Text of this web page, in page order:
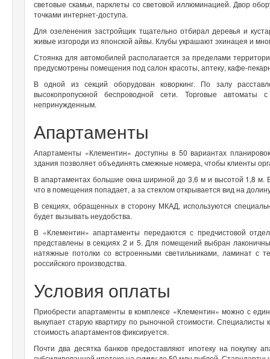
световые скамьи, парклеты со световой иллюминацией. Двор
точками интернет-доступа.
Для озеленения застройщик тщательно отбирал деревья и
живые изгороди из японской айвы. Клубы украшают эхинацея и
Стоянка для автомобилей располагается за пределами
предусмотрены помещения под салон красоты, аптеку, кафе-
В одной из секций оборудован коворкинг. По залу
высокопропускной беспроводной сети. Торговые
непринужденным.
Апартаменты
Апартаменты «Клементин» доступны в 50 вариантах
здания позволяет объединять смежные номера, чтобы клиенты
В апартаментах большие окна шириной до 3,6 м и высотой 1,8 м.
что в помещения попадает, а за стеклом открывается вид на
В секциях, обращенных в сторону МКАД, используются
будет вызывать неудобства.
В «Клементин» апартаменты передаются с предчистовой
представлены в секциях 2 и 5. Для помещений выбран
натяжные потолки со встроенными светильниками, ламинат с
российского производства.
Условия оплаты
Приобрести апартаменты в комплексе «Клементин» можно с
выкупает старую квартиру по рыночной стоимости.
стоимость апартаментов фиксируется.
Почти два десятка банков предоставляют ипотеку на покупку